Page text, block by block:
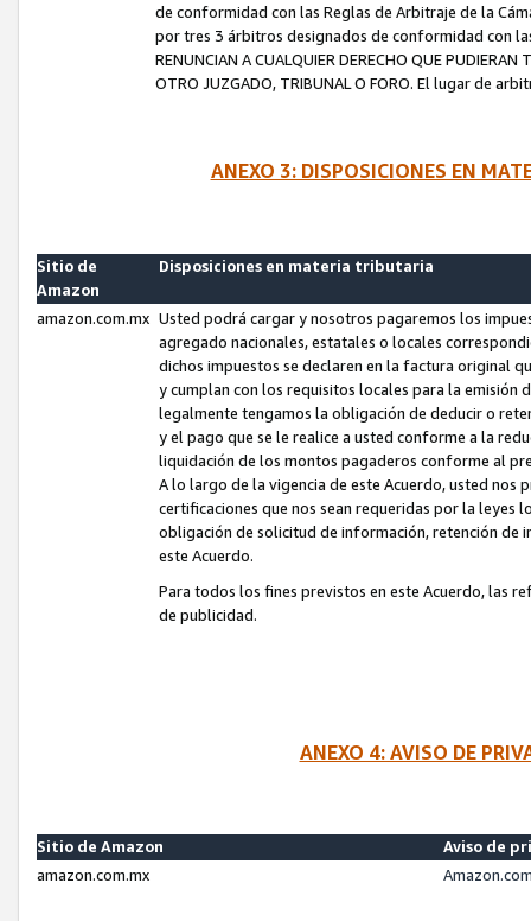
de conformidad con las Reglas de Arbitraje de la
por tres 3 árbitros designados de conformidad con las
RENUNCIAN A CUALQUIER DERECHO QUE
OTRO JUZGADO, TRIBUNAL O FORO. El lugar de
ANEXO 3: DISPOSICIONES EN
Sitio de
Amazon
Disposiciones en materia tributaria
amazon.com.mx Usted podrá cargar y nosotros pagaremos los
agregado nacionales, estatales o locales
dichos impuestos se declaren en la factura original
y cumplan con los requisitos locales para la emisión
legalmente tengamos la obligación de deducir o
y el pago que se le realice a usted conforme a la
liquidación de los montos pagaderos conforme al
A lo largo de la vigencia de este Acuerdo, usted
certificaciones que nos sean requeridas por la leyes
obligación de solicitud de información, retención de
este Acuerdo.
Para todos los fines previstos en este Acuerdo, las
de publicidad.
ANEXO 4: AVISO DE
Sitio de Amazon
Aviso de
amazon.com.mx